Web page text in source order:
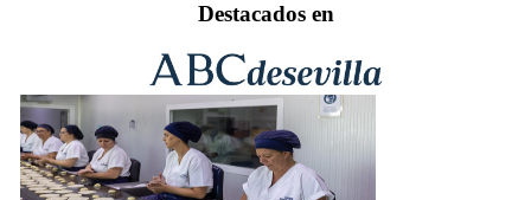
Destacados en